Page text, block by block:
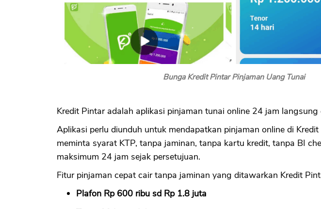
Bunga Kredit Pintar Pinjaman Uang Tunai
Kredit Pintar adalah aplikasi pinjaman tunai online 24 jam langsung
Aplikasi perlu diunduh untuk mendapatkan pinjaman online di
meminta syarat KTP, tanpa jaminan, tanpa kartu kredit, tanpa BI
maksimum 24 jam sejak persetujuan.
Fitur pinjaman cepat cair tanpa jaminan yang ditawarkan Kredit
Plafon Rp 600 ribu sd Rp 1.8 juta